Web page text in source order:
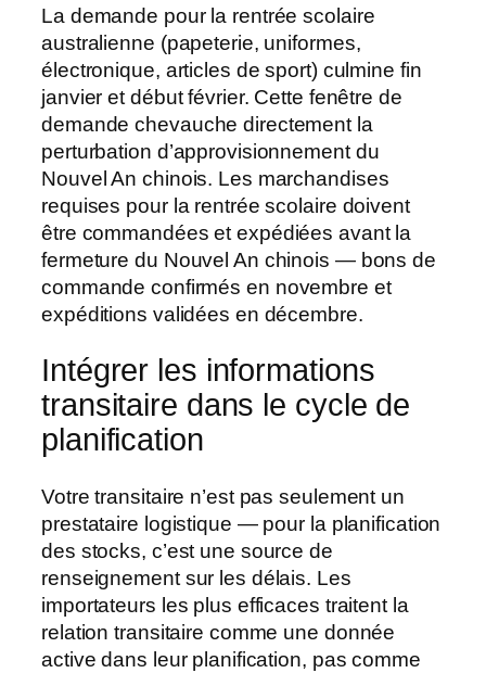
La demande pour la rentrée scolaire
australienne (papeterie, uniformes,
électronique, articles de sport) culmine fin
janvier et début février. Cette fenêtre de
demande chevauche directement la
perturbation d’approvisionnement du
Nouvel An chinois. Les marchandises
requises pour la rentrée scolaire doivent
être commandées et expédiées avant la
fermeture du Nouvel An chinois — bons de
commande confirmés en novembre et
expéditions validées en décembre.
Intégrer les informations
transitaire dans le cycle de
planification
Votre transitaire n’est pas seulement un
prestataire logistique — pour la planification
des stocks, c’est une source de
renseignement sur les délais. Les
importateurs les plus efficaces traitent la
relation transitaire comme une donnée
active dans leur planification, pas comme